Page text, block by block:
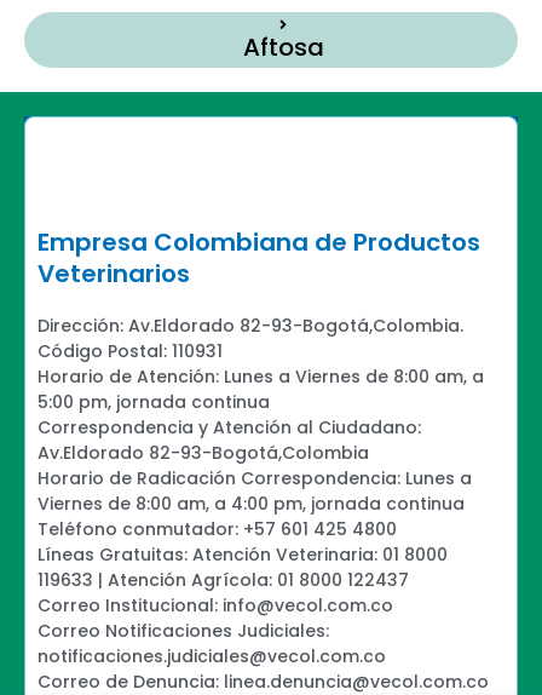
Aftosa
Empresa Colombiana de Productos
Veterinarios
Dirección: Av.Eldorado 82-93-Bogotá,Colombia.
Código Postal: 110931
Horario de Atención: Lunes a Viernes de 8:00 am, a
5:00 pm, jornada continua
Correspondencia y Atención al Ciudadano:
Av.Eldorado 82-93-Bogotá,Colombia
Horario de Radicación Correspondencia: Lunes a
Viernes de 8:00 am, a 4:00 pm, jornada continua
Teléfono conmutador: +57 601 425 4800
Líneas Gratuitas: Atención Veterinaria: 01 8000
119633 | Atención Agrícola: 01 8000 122437
Correo Institucional: info@vecol.com.co
Correo Notificaciones Judiciales:
notificaciones.judiciales@vecol.com.co
Correo de Denuncia: linea.denuncia@vecol.com.co